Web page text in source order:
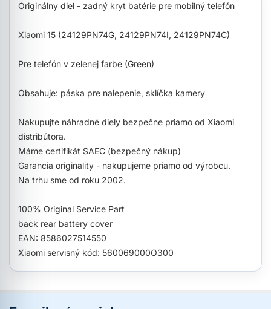
Originálny diel - zadný kryt batérie pre mobilný telefón
Xiaomi 15 (24129PN74G, 24129PN74I, 24129PN74C)
Pre telefón v zelenej farbe (Green)
Obsahuje: páska pre nalepenie, sklíčka kamery
Nakupujte náhradné diely bezpečne priamo od Xiaomi
distribútora.
Máme certifikát SAEC (bezpečný nákup)
Garancia originality - nakupujeme priamo od výrobcu.
Na trhu sme od roku 2002.
100% Original Service Part
back rear battery cover
EAN: 8586027514550
Xiaomi servisný kód: 560069000O300